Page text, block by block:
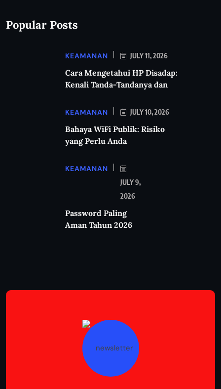
Popular Posts
KEAMANAN JULY 11, 2026
Cara Mengetahui HP Disadap:
Kenali Tanda-Tandanya dan
KEAMANAN JULY 10, 2026
Bahaya WiFi Publik: Risiko
yang Perlu Anda
KEAMANAN
JULY 9,
2026
Password Paling
Aman Tahun 2026